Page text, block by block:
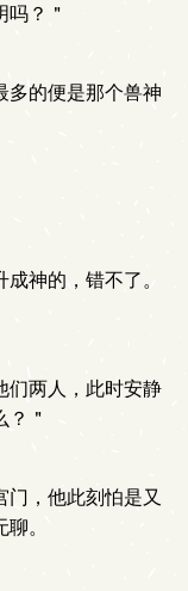
？＂
的便是那个兽神
神的，错不了。
两人，此时安静
？＂
，他此刻怕是又
。